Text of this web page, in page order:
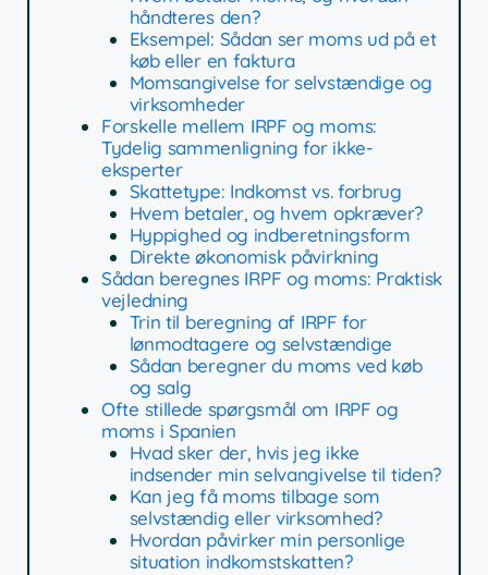
håndteres den?
Eksempel: Sådan ser moms ud på et
køb eller en faktura
Momsangivelse for selvstændige og
virksomheder
Forskelle mellem IRPF og moms:
Tydelig sammenligning for ikke-
eksperter
Skattetype: Indkomst vs. forbrug
Hvem betaler, og hvem opkræver?
Hyppighed og indberetningsform
Direkte økonomisk påvirkning
Sådan beregnes IRPF og moms: Praktisk
vejledning
Trin til beregning af IRPF for
lønmodtagere og selvstændige
Sådan beregner du moms ved køb
og salg
Ofte stillede spørgsmål om IRPF og
moms i Spanien
Hvad sker der, hvis jeg ikke
indsender min selvangivelse til tiden?
Kan jeg få moms tilbage som
selvstændig eller virksomhed?
Hvordan påvirker min personlige
situation indkomstskatten?